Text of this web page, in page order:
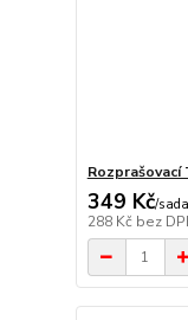
Rozprašovací
349 Kč/sada
288 Kč bez